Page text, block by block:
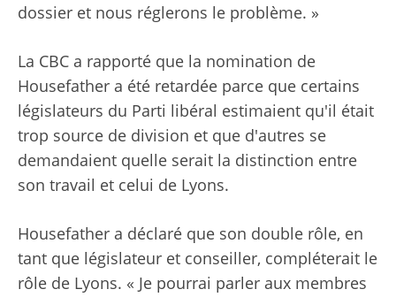
dossier et nous réglerons le problème. »
La CBC a rapporté que la nomination de
Housefather a été retardée parce que certains
législateurs du Parti libéral estimaient qu'il était
trop source de division et que d'autres se
demandaient quelle serait la distinction entre
son travail et celui de Lyons.
Housefather a déclaré que son double rôle, en
tant que législateur et conseiller, compléterait le
rôle de Lyons. « Je pourrai parler aux membres